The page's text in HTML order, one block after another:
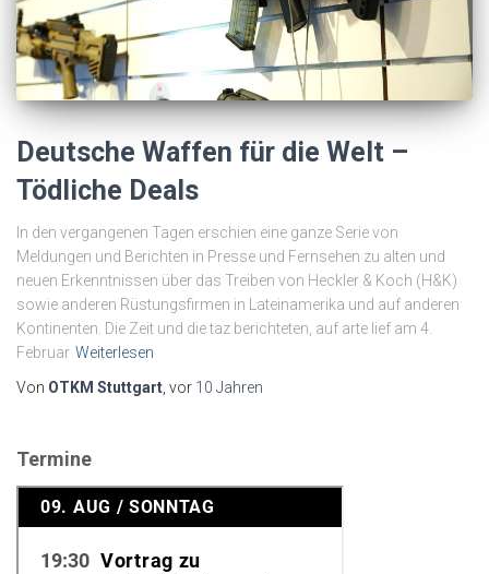
Deutsche Waffen für die Welt –
Tödliche Deals
In den vergangenen Tagen erschien eine ganze Serie von
Meldungen und Berichten in Presse und Fernsehen zu alten und
neuen Erkenntnissen über das Treiben von Heckler & Koch (H&K)
sowie anderen Rüstungsfirmen in Lateinamerika und auf anderen
Kontinenten. Die Zeit und die taz berichteten, auf arte lief am 4.
Februar Weiterlesen
Von OTKM Stuttgart, vor 10 Jahren
Termine